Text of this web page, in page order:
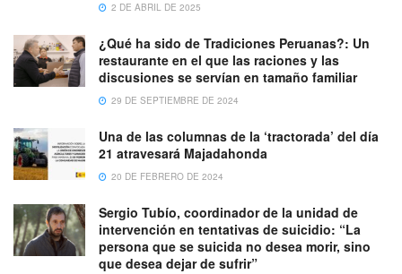
2 DE ABRIL DE 2025
¿Qué ha sido de Tradiciones Peruanas?: Un
restaurante en el que las raciones y las
discusiones se servían en tamaño familiar
29 DE SEPTIEMBRE DE 2024
Una de las columnas de la ‘tractorada’ del día
21 atravesará Majadahonda
20 DE FEBRERO DE 2024
Sergio Tubío, coordinador de la unidad de
intervención en tentativas de suicidio: “La
persona que se suicida no desea morir, sino
que desea dejar de sufrir”